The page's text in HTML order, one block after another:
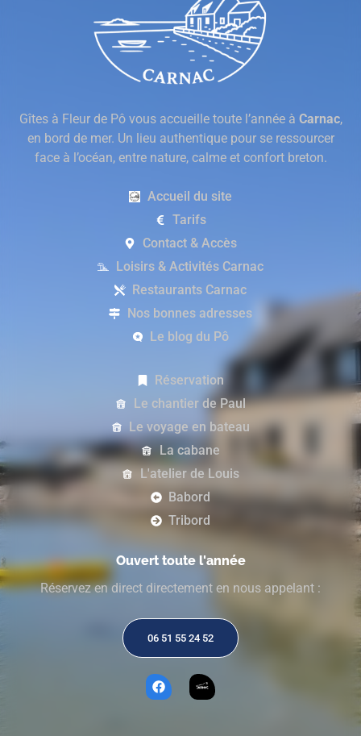
Gîtes à Fleur de Pô vous accueille toute l’année à Carnac,
en bord de mer. Un lieu authentique pour se ressourcer
face à l’océan, entre nature, calme et confort breton.
Accueil du site
Tarifs
Contact & Accès
Loisirs & Activités Carnac
Restaurants Carnac
Nos bonnes adresses
Le blog du Pô
Réservation
Le chantier de Paul
Le voyage en bateau
La cabane
L'atelier de Louis
Babord
Tribord
Ouvert toute l'année
Réservez en direct directement en nous appelant :
06 51 55 24 52